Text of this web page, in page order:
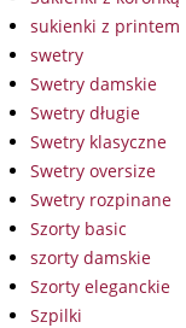
sukienki z printem
swetry
Swetry damskie
Swetry długie
Swetry klasyczne
Swetry oversize
Swetry rozpinane
Szorty basic
szorty damskie
Szorty eleganckie
Szpilki